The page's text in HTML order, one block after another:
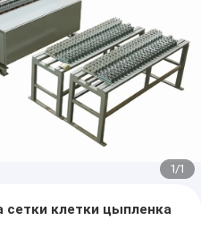
1/1
сетки клетки цыпленка